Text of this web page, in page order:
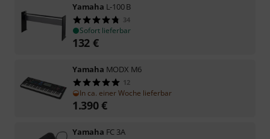
Yamaha L-100 B
34
Sofort lieferbar
132 €
Yamaha MODX M6
12
In ca. einer Woche lieferbar
1.390€
Yamaha FC 3A